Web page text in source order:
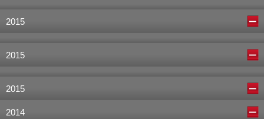
2015
2015
2015
2014